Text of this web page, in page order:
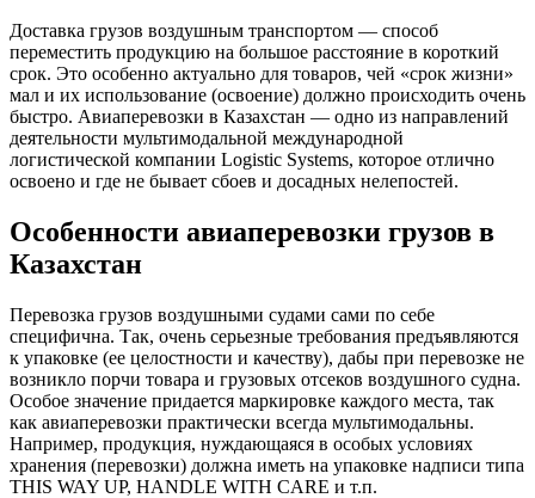
Доставка грузов воздушным транспортом — способ
переместить продукцию на большое расстояние в короткий
срок. Это особенно актуально для товаров, чей «срок жизни»
мал и их использование (освоение) должно происходить очень
быстро. Авиаперевозки в Казахстан — одно из направлений
деятельности мультимодальной международной
логистической компании Logistic Systems, которое отлично
освоено и где не бывает сбоев и досадных нелепостей.
Особенности авиаперевозки грузов в
Казахстан
Перевозка грузов воздушными судами сами по себе
специфична. Так, очень серьезные требования предъявляются
к упаковке (ее целостности и качеству), дабы при перевозке не
возникло порчи товара и грузовых отсеков воздушного судна.
Особое значение придается маркировке каждого места, так
как авиаперевозки практически всегда мультимодальны.
Например, продукция, нуждающаяся в особых условиях
хранения (перевозки) должна иметь на упаковке надписи типа
THIS WAY UP, HANDLE WITH CARE и т.п.